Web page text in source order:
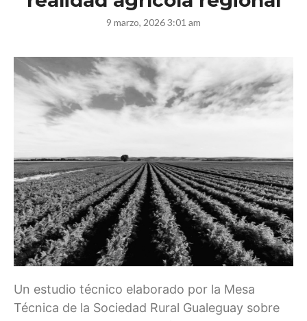
9 marzo, 2026 3:01 am
Un estudio técnico elaborado por la Mesa
Técnica de la Sociedad Rural Gualeguay sobre